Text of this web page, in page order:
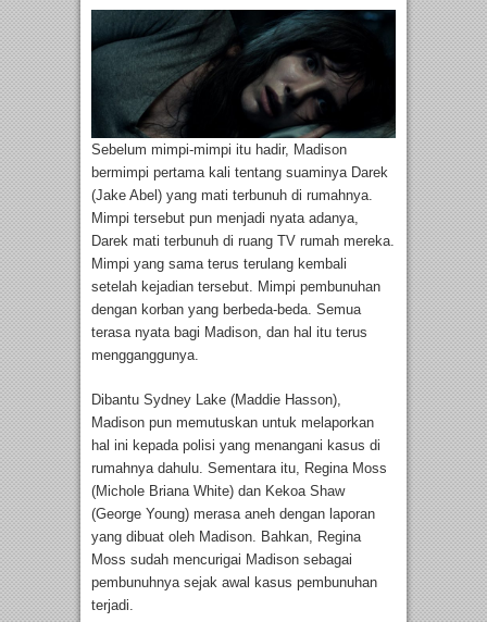
Sebelum mimpi-mimpi itu hadir, Madison
bermimpi pertama kali tentang suaminya Darek
(Jake Abel) yang mati terbunuh di rumahnya.
Mimpi tersebut pun menjadi nyata adanya,
Darek mati terbunuh di ruang TV rumah mereka.
Mimpi yang sama terus terulang kembali
setelah kejadian tersebut. Mimpi pembunuhan
dengan korban yang berbeda-beda. Semua
terasa nyata bagi Madison, dan hal itu terus
mengganggunya.
Dibantu Sydney Lake (Maddie Hasson),
Madison pun memutuskan untuk melaporkan
hal ini kepada polisi yang menangani kasus di
rumahnya dahulu. Sementara itu, Regina Moss
(Michole Briana White) dan Kekoa Shaw
(George Young) merasa aneh dengan laporan
yang dibuat oleh Madison. Bahkan, Regina
Moss sudah mencurigai Madison sebagai
pembunuhnya sejak awal kasus pembunuhan
terjadi.